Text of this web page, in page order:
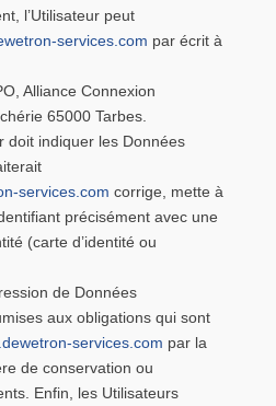
l’Utilisateur peut
services.com par écrit à
Alliance Connexion
65000 Tarbes.
doit indiquer les Données
services.com corrige, mette à
précisément avec une
(carte d’identité ou
de Données
aux obligations qui sont
services.com par la
de conservation ou
Enfin, les Utilisateurs